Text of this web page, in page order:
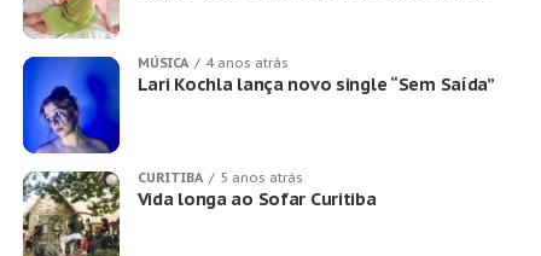
MÚSICA 4 anos atrás
Lari Kochla lança novo single “Sem Saída”
CURITIBA 5 anos atrás
Vida longa ao Sofar Curitiba